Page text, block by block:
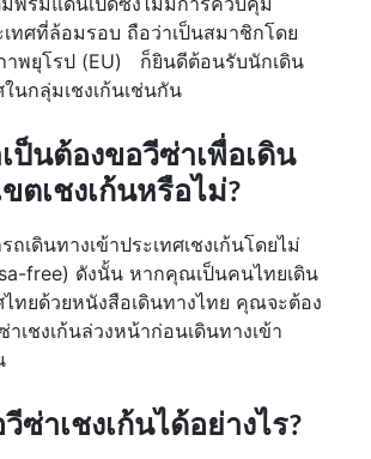
ทศที่ล้อมรอบ ถือว่าเป็นสมาชิกโดย
พยุโรป (EU) ก็ยินดีต้อนรับนักเดิน
นกลุ่มเชงเก้นเช่นกัน
ป็นต้องขอวีซ่าเพื่อเดิน
ตเชงเก้นหรือไม่?
เดินทางเข้าประเทศเชงเก้นโดยไม่
free) ดังนั้น หากคุณเป็นคนไทยเดิน
ไทยด้วยหนังสือเดินทางไทย คุณจะต้อง
เชงเก้นล่วงหน้าก่อนเดินทางเข้า
ซ่าเชงเก้นได้อย่างไร?